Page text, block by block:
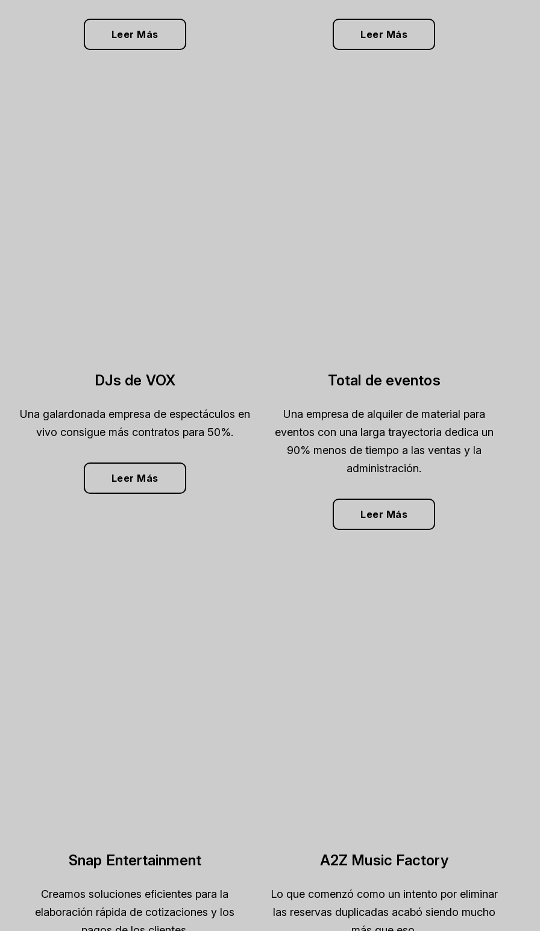
Leer Más Leer Más
DJs de VOX
Una galardonada empresa de espectáculos en
vivo consigue más contratos para 50%.
Leer Más
Total de eventos
Una empresa de alquiler de material para
eventos con una larga trayectoria dedica un
90% menos de tiempo a las ventas y la
administración.
Leer Más
Snap Entertainment
Creamos soluciones eficientes para la
elaboración rápida de cotizaciones y los
A2Z Music Factory
Lo que comenzó como un intento por eliminar
las reservas duplicadas acabó siendo mucho